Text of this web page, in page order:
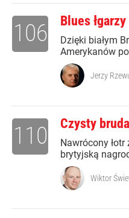
Blues łgarzy
Dzięki białym
Amerykanów
106
Jerzy
Czysty
Nawrócony łotr
brytyjską
110
Wiktor